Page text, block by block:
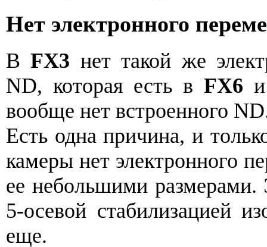
Нет электронного
ВFX3 нет такой же
ND, которая есть в FX6
вообще нет встроенного
Есть одна причина, и
камеры нет электронного
ее небольшими
5-осевой стабилизацией
еще.